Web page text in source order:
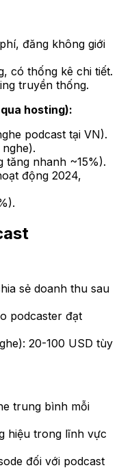
đăng không giới
có thống kê chi tiết.
truyền thống.
hosting):
podcast tại VN).
tăng nhanh ~15%).
động 2024,
sẻ doanh thu sau
podcaster đạt
20-100 USD tùy
trung bình mỗi
hiệu trong lĩnh vực
đối với podcast